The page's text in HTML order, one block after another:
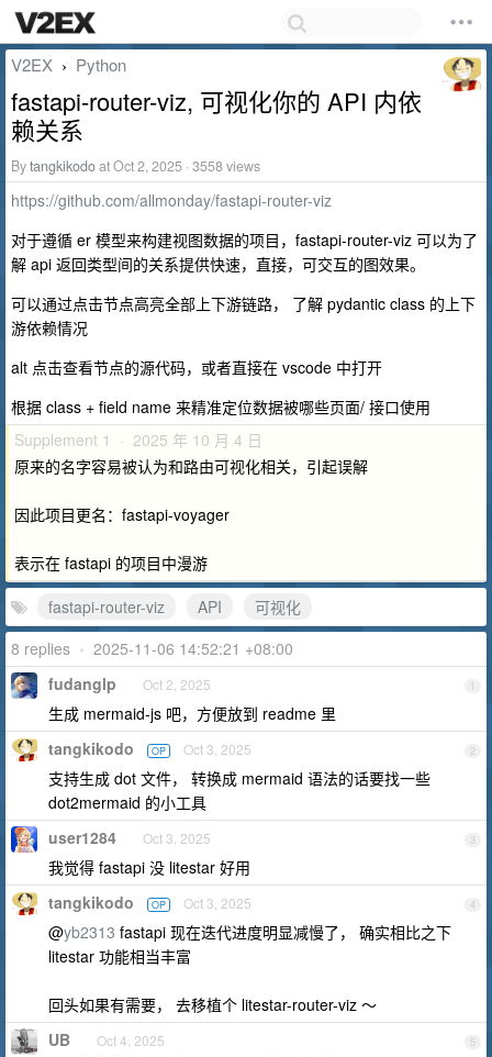
V2EX › Python
fastapi-router-viz, 可视化你的 API 内依
赖关系
Bytangkikodoat Oct 2, 2025 · 3558 views
https://github.com/allmonday/fastapi-router-viz
对于遵循 er 模型来构建视图数据的项目，fastapi-router-viz 可以为了
解 api 返回类型间的关系提供快速，直接，可交互的图效果。
可以通过点击节点高亮全部上下游链路， 了解 pydantic class 的上下
游依赖情况
alt 点击查看节点的源代码，或者直接在 vscode 中打开
根据 class + field name 来精准定位数据被哪些页面/ 接口使用
Supplement 1 · 2025 年 10 月 4 日
原来的名字容易被认为和路由可视化相关，引起误解
因此项目更名：fastapi-voyager
表示在 fastapi 的项目中漫游
fastapi-router-viz
API
可视化
8 replies • 2025-11-06 14:52:21 +08:00
1
fudanglp Oct 2, 2025
生成 mermaid-js 吧，方便放到 readme 里
2
tangkikodo OP Oct 3, 2025
支持生成 dot 文件， 转换成 mermaid 语法的话要找一些
dot2mermaid 的小工具
3
user1284 Oct 3, 2025
我觉得 fastapi 没 litestar 好用
4
tangkikodo OP Oct 3, 2025
@yb2313 fastapi 现在迭代进度明显减慢了， 确实相比之下
litestar 功能相当丰富
回头如果有需要， 去移植个 litestar-router-viz ～
5
UB Oct 4, 2025